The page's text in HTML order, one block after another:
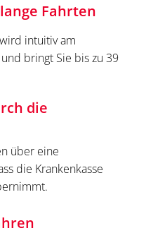
Fahrten
intuitiv am
bringt Sie bis zu 39
die
über eine
die Krankenkasse